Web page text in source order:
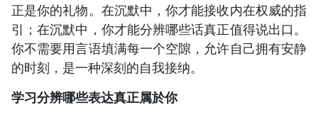
正是你的礼物。在沉默中，你才能接收内在权威的指
引；在沉默中，你才能分辨哪些话真正值得说出口。
你不需要用言语填满每一个空隙，允许自己拥有安静
的时刻，是一种深刻的自我接纳。
学习分辨哪些表达真正属於你